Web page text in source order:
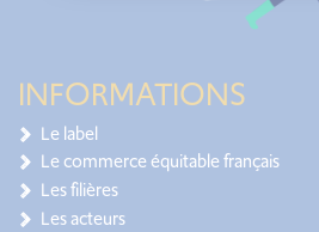
INFORMATIONS
Le label
Le commerce équitable français
Les filières
Les acteurs